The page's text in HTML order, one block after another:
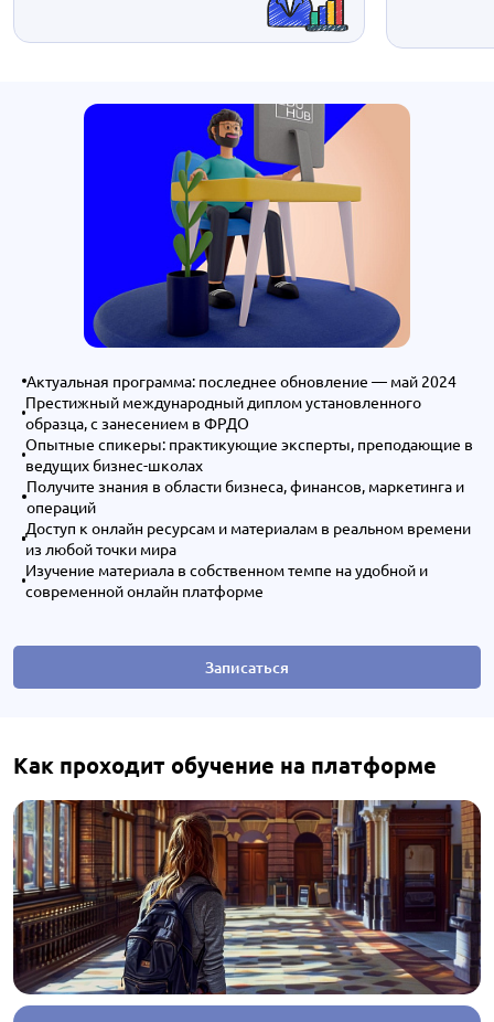
Актуальная программа: последнее обновление — май 2024
Престижный международный диплом установленного
образца, с занесением в ФРДО
Опытные спикеры: практикующие эксперты, преподающие в
ведущих бизнес-школах
Получите знания в области бизнеса, финансов, маркетинга и
операций
Доступ к онлайн ресурсам и материалам в реальном времени
из любой точки мира
Изучение материала в собственном темпе на удобной и
современной онлайн платформе
Записаться
Как проходит обучение на платформе